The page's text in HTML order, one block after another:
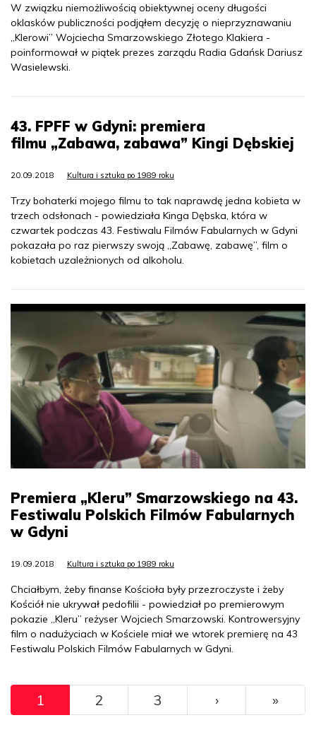
W związku niemożliwością obiektywnej oceny długości
oklasków publiczności podjąłem decyzję o nieprzyznawaniu
„Klerowi” Wojciecha Smarzowskiego Złotego Klakiera -
poinformował w piątek prezes zarządu Radia Gdańsk Dariusz
Wasielewski.
43. FPFF w Gdyni: premiera
filmu „Zabawa, zabawa” Kingi Dębskiej
20.09.2018 Kultura i sztuka po 1989 roku
Trzy bohaterki mojego filmu to tak naprawdę jedna kobieta w
trzech odsłonach - powiedziała Kinga Dębska, która w
czwartek podczas 43. Festiwalu Filmów Fabularnych w Gdyni
pokazała po raz pierwszy swoją „Zabawę, zabawę”, film o
kobietach uzależnionych od alkoholu.
Premiera „Kleru” Smarzowskiego na 43.
Festiwalu Polskich Filmów Fabularnych
w Gdyni
19.09.2018 Kultura i sztuka po 1989 roku
Chciałbym, żeby finanse Kościoła były przezroczyste i żeby
Kościół nie ukrywał pedofilii - powiedział po premierowym
pokazie „Kleru” reżyser Wojciech Smarzowski. Kontrowersyjny
film o nadużyciach w Kościele miał we wtorek premierę na 43
Festiwalu Polskich Filmów Fabularnych w Gdyni.
Pagination
1 2 3 ››› »